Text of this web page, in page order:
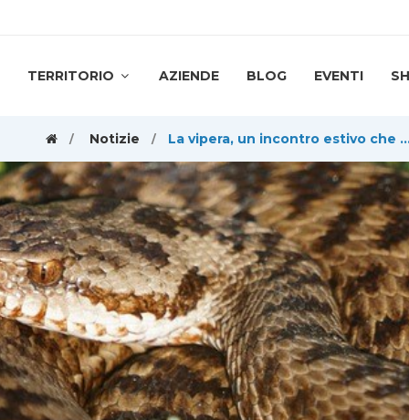
TERRITORIO AZIENDE BLOG EVENTI
Notizie La vipera, un incontro estivo che è meglio evitare